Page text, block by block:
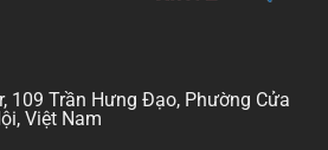
109 Trần Hưng Đạo, Phường Cửa
Việt Nam